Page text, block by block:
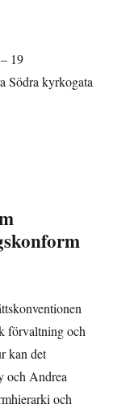
19
Södra kyrkogata
förvaltning och
kan det
och Andrea
och